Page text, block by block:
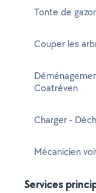
Tonte de
Couper les
Coatréven
Charger -
Mécanicien
Services